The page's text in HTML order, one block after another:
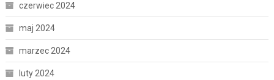
czerwiec 2024
maj 2024
marzec 2024
luty 2024